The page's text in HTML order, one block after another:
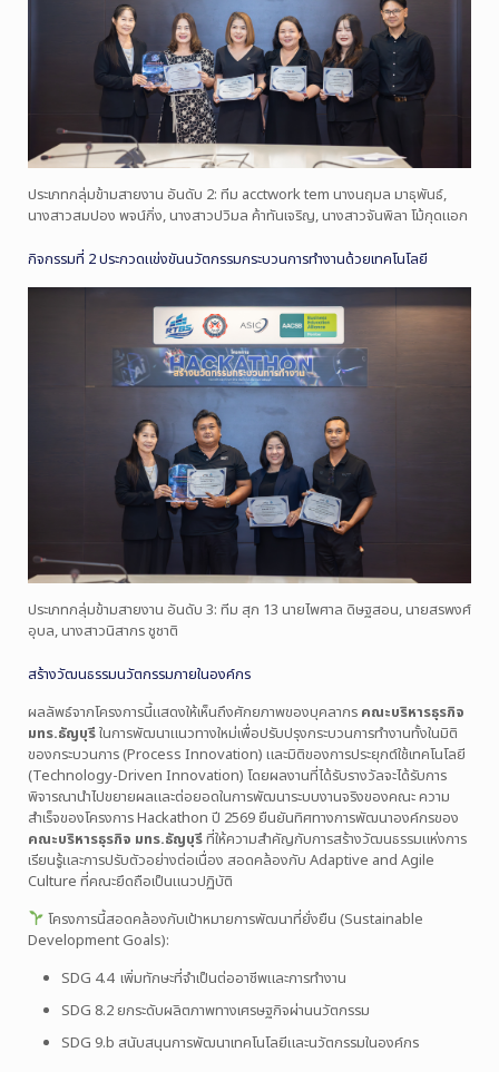
ประเภทกลุ่มข้ามสายงาน อันดับ 2: ทีม acctwork tem นางนฤมล มาธุพันธ์,
นางสาวสมปอง พจน์กิ่ง, นางสาวปวิมล ค้าทันเจริญ, นางสาวจันพิลา โม้กุดแอก
กิจกรรมที่ 2 ประกวดแข่งขันนวัตกรรมกระบวนการทำงานด้วยเทคโนโลยี
ประเภทกลุ่มข้ามสายงาน อันดับ 3: ทีม สุก 13 นายไพศาล ดิษฐสอน, นายสรพงศ์
อุบล, นางสาวนิสากร ชูชาติ
สร้างวัฒนธรรมนวัตกรรมภายในองค์กร
ผลลัพธ์จากโครงการนี้แสดงให้เห็นถึงศักยภาพของบุคลากร คณะบริหารธุรกิจ
มทร.ธัญบุรีในการพัฒนาแนวทางใหม่เพื่อปรับปรุงกระบวนการทำงานทั้งในมิติ
ของกระบวนการ (Process Innovation) และมิติของการประยุกต์ใช้เทคโนโลยี
(Technology-Driven Innovation) โดยผลงานที่ได้รับรางวัลจะได้รับการ
พิจารณานำไปขยายผลและต่อยอดในการพัฒนาระบบงานจริงของคณะ ความ
สำเร็จของโครงการ Hackathon ปี 2569 ยืนยันทิศทางการพัฒนาองค์กรของ
คณะบริหารธุรกิจ มทร.ธัญบุรีที่ให้ความสำคัญกับการสร้างวัฒนธรรมแห่งการ
เรียนรู้และการปรับตัวอย่างต่อเนื่อง สอดคล้องกับ Adaptive and Agile
Culture ที่คณะยึดถือเป็นแนวปฏิบัติ
โครงการนี้สอดคล้องกับเป้าหมายการพัฒนาที่ยั่งยืน (Sustainable
Development Goals):
SDG 4.4 เพิ่มทักษะที่จำเป็นต่ออาชีพและการทำงาน
SDG 8.2 ยกระดับผลิตภาพทางเศรษฐกิจผ่านนวัตกรรม
SDG 9.b สนับสนุนการพัฒนาเทคโนโลยีและนวัตกรรมในองค์กร